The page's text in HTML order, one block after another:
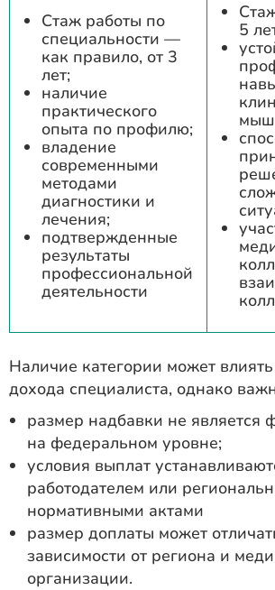
Стаж работы по
специальности —
как правило, от 3
лет;
наличие
практического
опыта по профилю;
владение
современными
методами
диагностики и
лечения;
подтвержденные
результаты
профессиональной
деятельности
5
Наличие категории может
дохода специалиста, однако
размер надбавки не является
на федеральном уровне;
условия выплат
работодателем или
нормативными актами
размер доплаты может
зависимости от региона и
организации.